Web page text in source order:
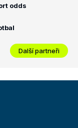
odds
Další partneři